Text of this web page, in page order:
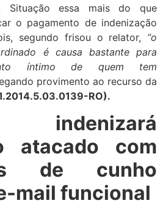
Situação essa mais do que
o pagamento de indenização
segundo frisou o relator, “o
é causa bastante para
íntimo de quem tem
provimento ao recurso da
RO).
indenizará
atacado com
de cunho
mail funcional